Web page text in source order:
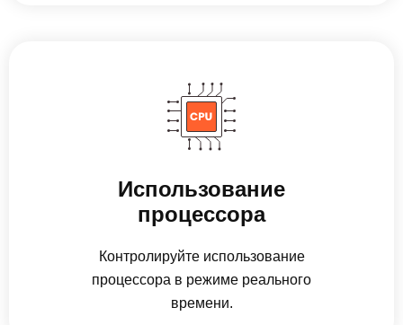
Использование
процессора
Контролируйте использование
процессора в режиме реального
времени.